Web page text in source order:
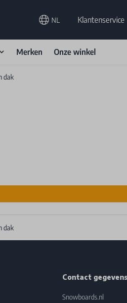
NL Klantenservice
Merken Onze winkel
dak
dak
Contact gegevens
Snowboards.nl